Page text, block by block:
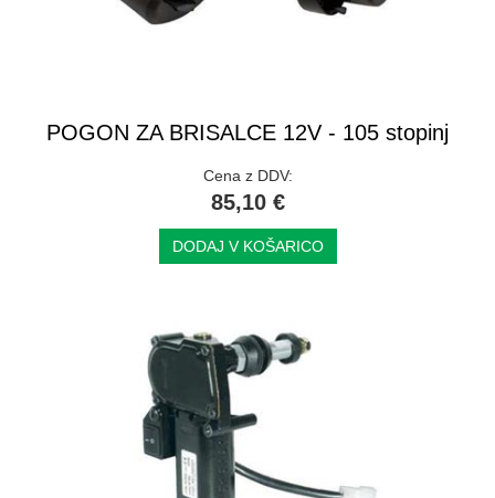
POGON ZA BRISALCE 12V - 105 stopinj
Cena z DDV:
85,10 €
DODAJ V KOŠARICO